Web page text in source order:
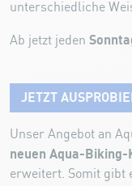
unterschiedliche
Ab jetzt jeden
JETZT
Unser Angebot an
neuen Aqua-Biking-
erweitert. Somit gibt